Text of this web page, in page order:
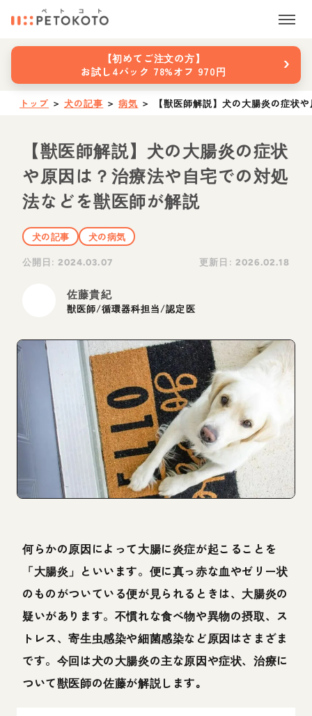
【初めてご注文の方】
お試し4パック 78%オフ 970円
›
トップ ＞ 犬の記事 ＞ 病気 ＞ 【獣医師解説】犬の大腸炎の症状
【獣医師解説】犬の大腸炎の症状
や原因は？治療法や自宅での対処
法などを獣医師が解説
犬の記事
犬の病気
公開日:2024.03.07 更新日: 2026.02.18
佐藤貴紀
獣医師/循環器科担当/認定医
何らかの原因によって大腸に炎症が起こることを
「大腸炎」といいます。便に真っ赤な血やゼリー状
のものがついている便が見られるときは、大腸炎の
疑いがあります。不慣れな食べ物や異物の摂取、ス
トレス、寄生虫感染や細菌感染など原因はさまざま
です。今回は犬の大腸炎の主な原因や症状、治療に
ついて獣医師の佐藤が解説します｡